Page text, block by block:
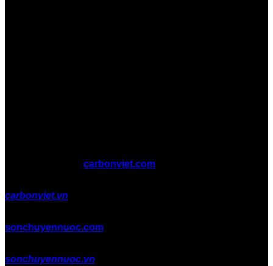
carbonviet.com
carbonviet.vn
sonchuyennuoc.com
sonchuyennuoc.vn